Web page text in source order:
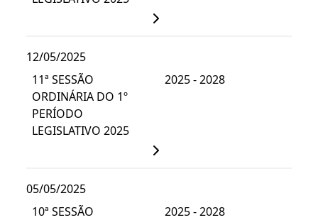
12/05/2025
11ª SESSÃO
ORDINÁRIA DO 1º
PERÍODO
LEGISLATIVO 2025
2025 - 2028
05/05/2025
10ª SESSÃO
2025 - 2028